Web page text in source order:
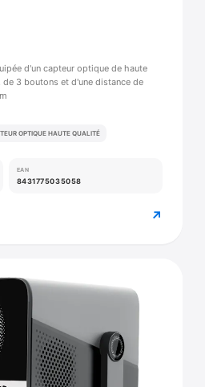
d'un capteur optique de haute
de 3 boutons et d'une distance de
OPTIQUE HAUTE QUALITÉ
EAN
8431775035058
↗